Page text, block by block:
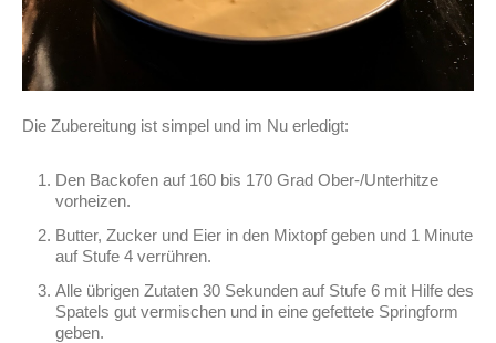
Die Zubereitung ist simpel und im Nu erledigt:
Den Backofen auf 160 bis 170 Grad Ober-/Unterhitze
vorheizen.
Butter, Zucker und Eier in den Mixtopf geben und 1 Minute
auf Stufe 4 verrühren.
Alle übrigen Zutaten 30 Sekunden auf Stufe 6 mit Hilfe des
Spatels gut vermischen und in eine gefettete Springform
geben.